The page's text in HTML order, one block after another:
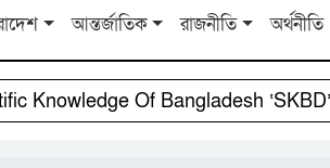
আন্তর্জাতিক রাজনীতি অর্থনীতি
Knowledge Of Bangladesh ‘SKBD’-